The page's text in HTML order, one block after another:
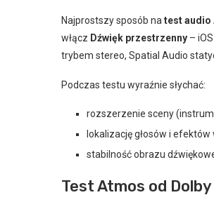
Najprostszy sposób na test audio
włącz Dźwięk przestrzenny –
trybem stereo, Spatial Audio
Podczas testu wyraźnie słychać:
rozszerzenie sceny
lokalizację głosów i
stabilność obrazu
Test Atmos od